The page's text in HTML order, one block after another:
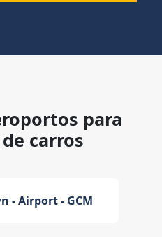
para
carros
- Airport - GCM